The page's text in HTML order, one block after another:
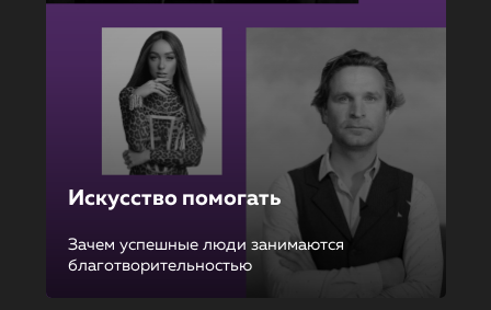
Искусство помогать
Зачем успешные люди занимаются
благотворительностью